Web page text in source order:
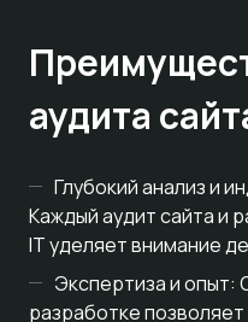
аудита
Глубокий анализ и
Каждый аудит сайта и
IT уделяет внимание
Экспертиза и опыт:
разработке